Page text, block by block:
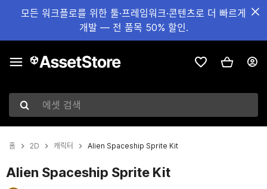
모든 워크플로를 위한 툴·프레임워크·콘텐츠로 더 빠르게
개발 — 전 품목 50% 할인.
에셋 검색
홈 2D 캐릭터 Alien Spaceship Sprite Kit
Alien Spaceship Sprite Kit